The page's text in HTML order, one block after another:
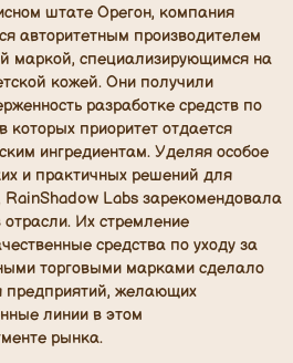
штате Орегон, компания
авторитетным производителем
маркой, специализирующимся на
кожей. Они получили
разработке средств по
которых приоритет отдается
ингредиентам. Уделяя особое
и практичных решений для
Labs зарекомендовала
Их стремление
средства по уходу за
торговыми марками сделало
предприятий, желающих
линии в этом
рынка.